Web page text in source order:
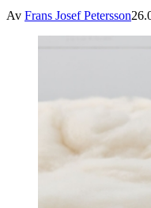
Av Frans Josef Petersson